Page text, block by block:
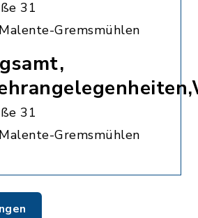
31
Gremsmühlen
31
Gremsmühlen